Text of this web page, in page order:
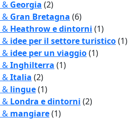
& Georgia (2)
& Gran Bretagna (6)
& Heathrow e dintorni (1)
& idee per il settore turistico(1)
& idee per un viaggio(1)
&Inghilterra (1)
&Italia (2)
& lingue(1)
& Londra e dintorni (2)
& mangiare(1)